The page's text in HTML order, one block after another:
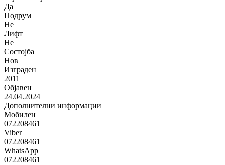
Да
Подрум
Не
Лифт
Не
Состојба
Нов
Изграден
2011
Објавен
24.04.2024
Дополнителни информации
Мобилен
072208461
Viber
072208461
WhatsApp
072208461